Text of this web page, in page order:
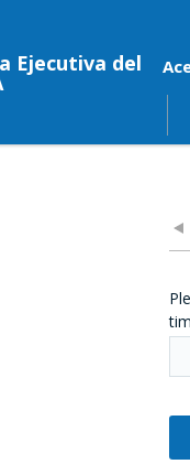
Ejecutiva del